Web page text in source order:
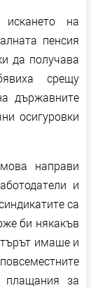
на
пенсия
да получава
срещу
държавните
осигуровки
направи
и
са
би някакъв
имаше и
плащания за